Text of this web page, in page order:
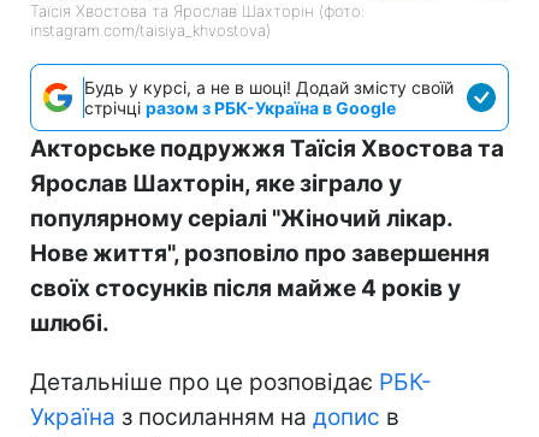
Таїсія Хвостова та Ярослав Шахторін (фото:
instagram.com/taisiya_khvostova)
Будь у курсі, а не в шоці! Додай змісту своїй
стрічці разом з РБК-Україна в Google
Акторське подружжя Таїсія Хвостова та
Ярослав Шахторін, яке зіграло у
популярному серіалі "Жіночий лікар.
Нове життя", розповіло про завершення
своїх стосунків після майже 4 років у
шлюбі.
Детальніше про це розповідає РБК-
Україна з посиланням на допис в